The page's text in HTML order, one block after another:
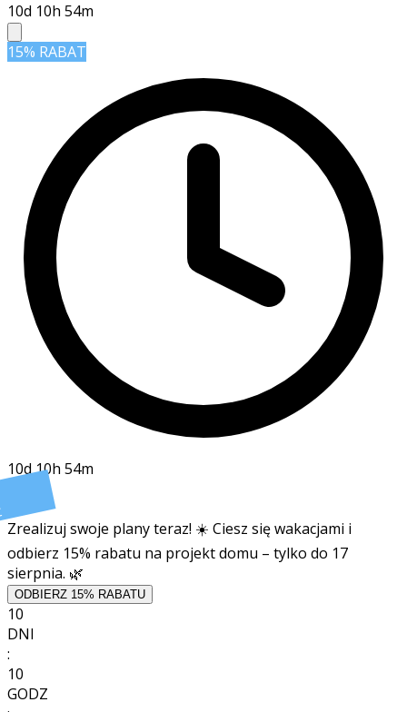
10d 10h 54m
15% RABAT
10d 10h 54m
Zrealizuj swoje plany teraz! ☀️ Ciesz się wakacjami i
odbierz 15% rabatu na projekt domu – tylko do 17
sierpnia. 🌿
ODBIERZ 15% RABATU
10
DNI
:
10
GODZ